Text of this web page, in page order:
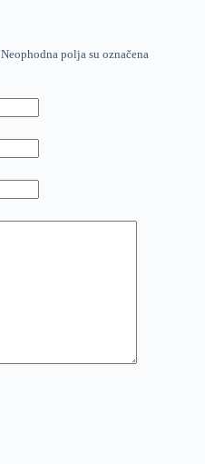
Neophodna polja su označena